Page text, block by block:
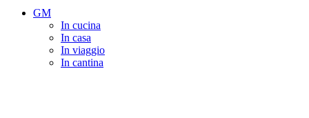
GM
In cucina
In casa
In viaggio
In cantina